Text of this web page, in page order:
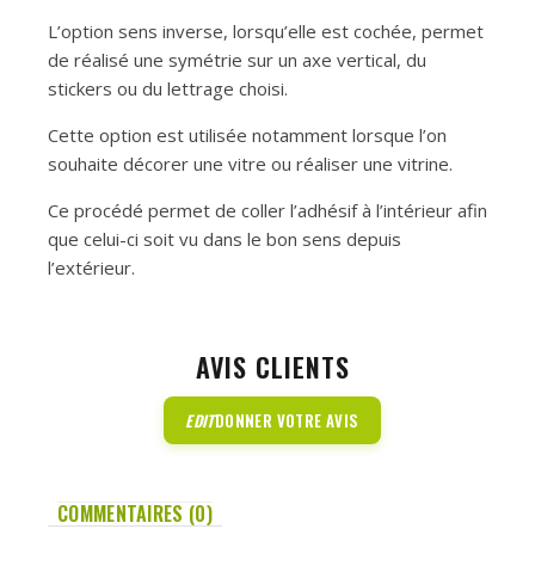
L’option sens inverse, lorsqu’elle est cochée, permet
de réalisé une symétrie sur un axe vertical, du
stickers ou du lettrage choisi.
Cette option est utilisée notamment lorsque l’on
souhaite décorer une vitre ou réaliser une vitrine.
Ce procédé permet de coller l’adhésif à l’intérieur afin
que celui-ci soit vu dans le bon sens depuis
l’extérieur.
AVIS CLIENTS
EDITDONNER VOTRE AVIS
COMMENTAIRES (0)